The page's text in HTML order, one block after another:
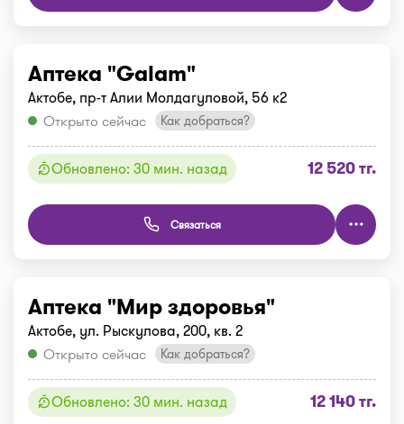
Аптека "Galam"
Актобе, пр-т Алии Молдагуловой, 56 к2
Открыто сейчас
Как добраться?
Обновлено: 30 мин. назад 12 520 тг.
Связаться
Аптека "Мир здоровья"
Актобе, ул. Рыскулова, 200, кв. 2
Открыто сейчас
Как добраться?
Обновлено: 30 мин. назад 12 140 тг.